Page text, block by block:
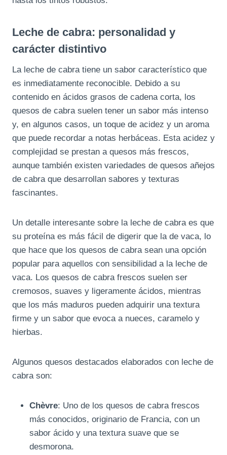
Leche de cabra: personalidad y
carácter distintivo
La leche de cabra tiene un sabor característico que
es inmediatamente reconocible. Debido a su
contenido en ácidos grasos de cadena corta, los
quesos de cabra suelen tener un sabor más intenso
y, en algunos casos, un toque de acidez y un aroma
que puede recordar a notas herbáceas. Esta acidez y
complejidad se prestan a quesos más frescos,
aunque también existen variedades de quesos añejos
de cabra que desarrollan sabores y texturas
fascinantes.
Un detalle interesante sobre la leche de cabra es que
su proteína es más fácil de digerir que la de vaca, lo
que hace que los quesos de cabra sean una opción
popular para aquellos con sensibilidad a la leche de
vaca. Los quesos de cabra frescos suelen ser
cremosos, suaves y ligeramente ácidos, mientras
que los más maduros pueden adquirir una textura
firme y un sabor que evoca a nueces, caramelo y
hierbas.
Algunos quesos destacados elaborados con leche de
cabra son:
Chèvre: Uno de los quesos de cabra frescos
más conocidos, originario de Francia, con un
sabor ácido y una textura suave que se
desmorona.